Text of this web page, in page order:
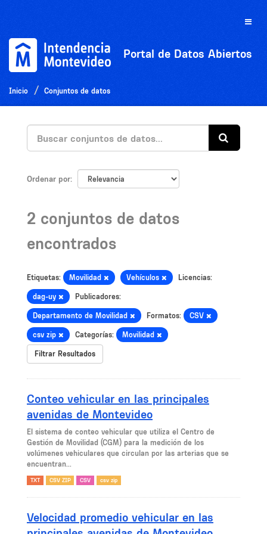
Toggle
Portal de Datos Abiertos
Inicio Conjuntos de datos
Ordenar por
2 conjuntos de datos
encontrados
Etiquetas: Movilidad Vehículos Licencias:
dag-uy Publicadores:
Departamento de Movilidad Formatos: CSV
csv zip Categorías: Movilidad
Filtrar Resultados
Conteo vehicular en las principales
avenidas de Montevideo
El sistema de conteo vehicular que utiliza el Centro de
Gestión de Movilidad (CGM) para la medición de los
volúmenes vehiculares que circulan por las arterias que se
encuentran...
TXT CSV ZIP CSV csv zip
Velocidad promedio vehicular en las